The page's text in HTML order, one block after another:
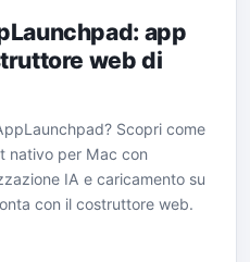
app
web di
Scopri come
nativo per Mac con
IA e caricamento su
con il costruttore web.